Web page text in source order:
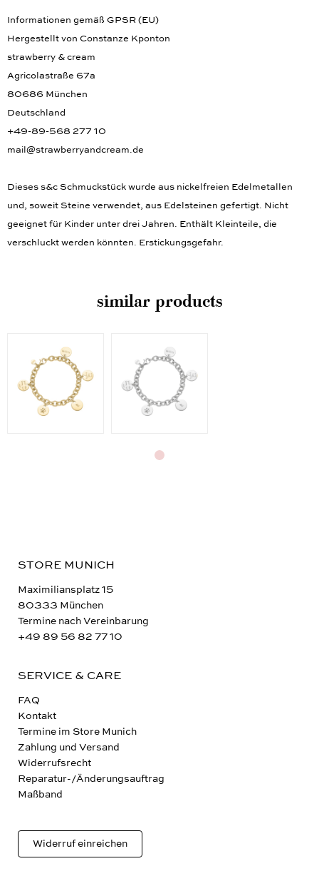
Informationen gemäß GPSR (EU)
Hergestellt von Constanze Kponton
strawberry & cream
Agricolastraße 67a
80686 München
Deutschland
+49-89-568 277 10
mail@strawberryandcream.de
Dieses s&c Schmuckstück wurde aus nickelfreien Edelmetallen
und, soweit Steine verwendet, aus Edelsteinen gefertigt. Nicht
geeignet für Kinder unter drei Jahren. Enthält Kleinteile, die
verschluckt werden könnten. Erstickungsgefahr.
similar products
STORE MUNICH
Maximiliansplatz 15
80333 München
Termine nach Vereinbarung
+49 89 56 82 77 10
SERVICE & CARE
FAQ
Kontakt
Termine im Store Munich
Zahlung und Versand
Widerrufsrecht
Reparatur-/Änderungsauftrag
Maßband
Widerruf einreichen